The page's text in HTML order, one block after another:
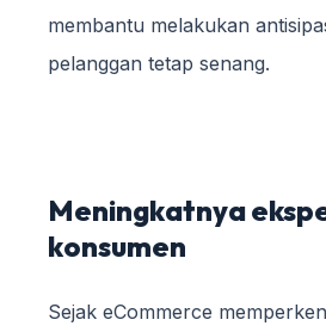
membantu melakukan
pelanggan tetap senang.
Meningkatnya
konsumen
Sejak eCommerce